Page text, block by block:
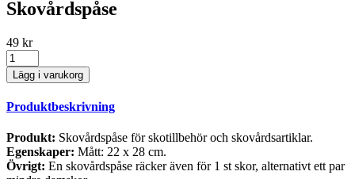
Skovårdspåse
49 kr
Produktbeskrivning
Produkt: Skovårdspåse för skotillbehör och skovårdsartiklar.
Egenskaper: Mått: 22 x 28 cm.
Övrigt: En skovårdspåse räcker även för 1 st skor, alternativt ett par